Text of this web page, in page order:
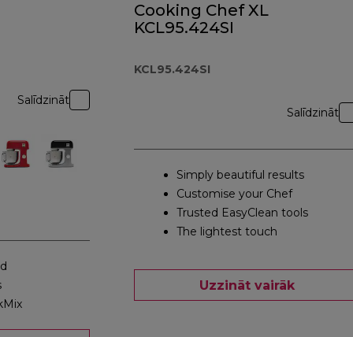
Salīdzināt
Cooking Chef XL
KCL95.424SI
KCL95.424SI
Salīdzināt
Simply beautiful results
Customise your Chef
Trusted EasyClean tools
The lightest touch
Uzzināt vairāk